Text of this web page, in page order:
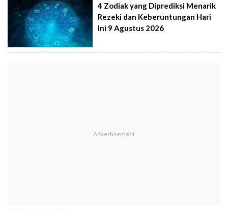
4 Zodiak yang Diprediksi Menarik
Rezeki dan Keberuntungan Hari
Ini 9 Agustus 2026